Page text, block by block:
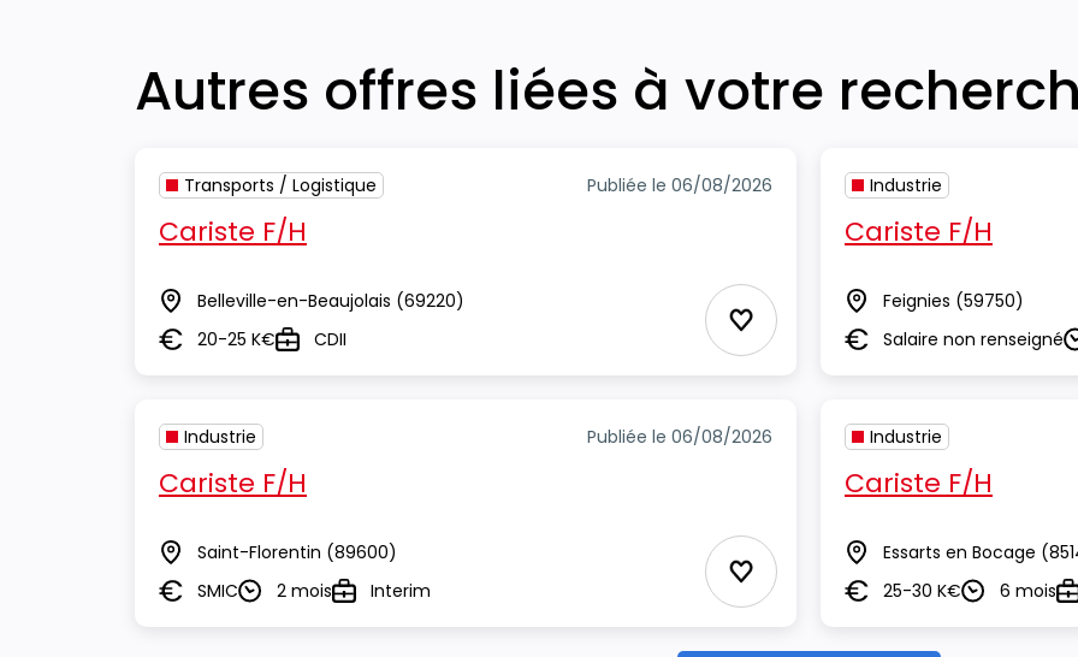
Autres offres liées à votre
Transports / Logistique Publiée le 06/08/2026
Cariste F/H
Lieu Belleville-en-Beaujolais (69220)
Salaire20-25 K€TypeCDII Ajouter aux Favoris
Industrie
Cariste F/H
Lieu Feignies (59750)
SalaireSalaire non renseigné
Industrie Publiée le 06/08/2026
Cariste F/H
Lieu Saint-Florentin (89600)
Salaire
SMICDurée2 moisTypeInterim Ajouter aux Favoris
Industrie
Cariste F/H
Lieu Essarts en Bocage
Salaire25-30 K€Durée6 mois